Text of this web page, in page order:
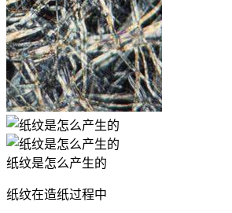
纸纹是怎么产生的
纸纹在造纸过程中